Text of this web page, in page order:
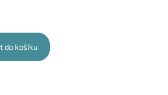
do košíku